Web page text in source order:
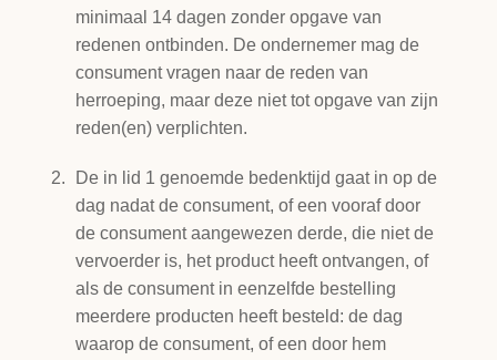
minimaal 14 dagen zonder opgave van
redenen ontbinden. De ondernemer mag de
consument vragen naar de reden van
herroeping, maar deze niet tot opgave van zijn
reden(en) verplichten.
De in lid 1 genoemde bedenktijd gaat in op de
dag nadat de consument, of een vooraf door
de consument aangewezen derde, die niet de
vervoerder is, het product heeft ontvangen, of
als de consument in eenzelfde bestelling
meerdere producten heeft besteld: de dag
waarop de consument, of een door hem